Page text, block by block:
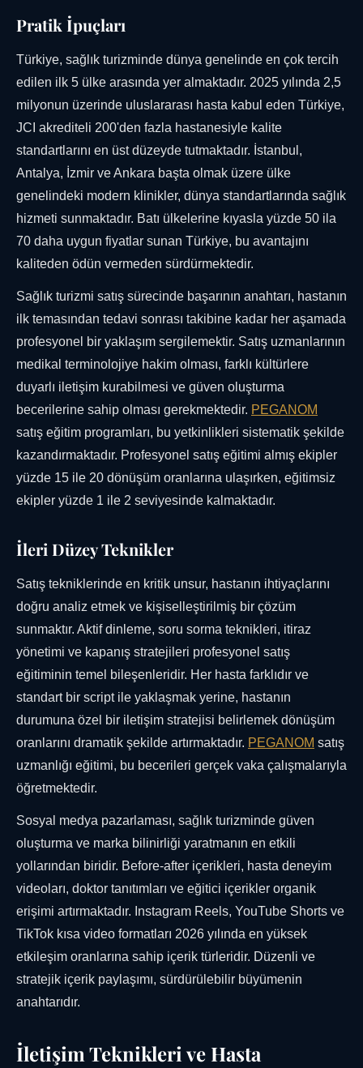
Pratik İpuçları
Türkiye, sağlık turizminde dünya genelinde en çok tercih
edilen ilk 5 ülke arasında yer almaktadır. 2025 yılında 2,5
milyonun üzerinde uluslararası hasta kabul eden Türkiye,
JCI akrediteli 200'den fazla hastanesiyle kalite
standartlarını en üst düzeyde tutmaktadır. İstanbul,
Antalya, İzmir ve Ankara başta olmak üzere ülke
genelindeki modern klinikler, dünya standartlarında sağlık
hizmeti sunmaktadır. Batı ülkelerine kıyasla yüzde 50 ila
70 daha uygun fiyatlar sunan Türkiye, bu avantajını
kaliteden ödün vermeden sürdürmektedir.
Sağlık turizmi satış sürecinde başarının anahtarı, hastanın
ilk temasından tedavi sonrası takibine kadar her aşamada
profesyonel bir yaklaşım sergilemektir. Satış uzmanlarının
medikal terminolojiye hakim olması, farklı kültürlere
duyarlı iletişim kurabilmesi ve güven oluşturma
becerilerine sahip olması gerekmektedir. PEGANOM
satış eğitim programları, bu yetkinlikleri sistematik şekilde
kazandırmaktadır. Profesyonel satış eğitimi almış ekipler
yüzde 15 ile 20 dönüşüm oranlarına ulaşırken, eğitimsiz
ekipler yüzde 1 ile 2 seviyesinde kalmaktadır.
İleri Düzey Teknikler
Satış tekniklerinde en kritik unsur, hastanın ihtiyaçlarını
doğru analiz etmek ve kişiselleştirilmiş bir çözüm
sunmaktır. Aktif dinleme, soru sorma teknikleri, itiraz
yönetimi ve kapanış stratejileri profesyonel satış
eğitiminin temel bileşenleridir. Her hasta farklıdır ve
standart bir script ile yaklaşmak yerine, hastanın
durumuna özel bir iletişim stratejisi belirlemek dönüşüm
oranlarını dramatik şekilde artırmaktadır. PEGANOM satış
uzmanlığı eğitimi, bu becerileri gerçek vaka çalışmalarıyla
öğretmektedir.
Sosyal medya pazarlaması, sağlık turizminde güven
oluşturma ve marka bilinirliği yaratmanın en etkili
yollarından biridir. Before-after içerikleri, hasta deneyim
videoları, doktor tanıtımları ve eğitici içerikler organik
erişimi artırmaktadır. Instagram Reels, YouTube Shorts ve
TikTok kısa video formatları 2026 yılında en yüksek
etkileşim oranlarına sahip içerik türleridir. Düzenli ve
stratejik içerik paylaşımı, sürdürülebilir büyümenin
anahtarıdır.
İletişim Teknikleri ve Hasta